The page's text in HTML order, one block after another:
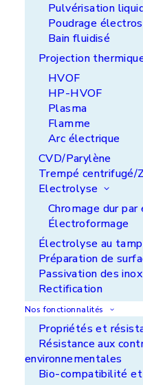
Pulvérisation
Poudrage
Bain fluidisé
Projection
HVOF
HP-HVOF
Plasma
Flamme
Arc électrique
CVD/Parylène
Trempé centrifugé/
Electrolyse
Chromage dur
Électroformage
Électrolyse au
Préparation de
Passivation des inox
Rectification
Nos fonctionnalités
Propriétés et
Résistance aux
environnementales
Bio-compatibilité
L'enjeu
Réparer des
corrosion des
directement la qualité
maintenant
Cette corrosion est
(eau de mouillage,
des anneaux corrodés
mm de profondeur
Notre
Intervention sur site
corrosion à l’aide
électrolyse au
cuivre et de nickel
couche pour maintenir